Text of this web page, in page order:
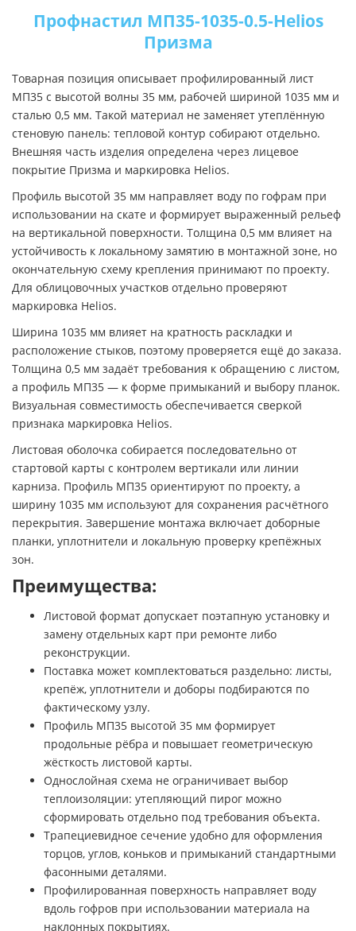
Профнастил МП35-1035-0.5-Helios
Призма
Товарная позиция описывает профилированный лист
МП35 с высотой волны 35 мм, рабочей шириной 1035 мм и
сталью 0,5 мм. Такой материал не заменяет утеплённую
стеновую панель: тепловой контур собирают отдельно.
Внешняя часть изделия определена через лицевое
покрытие Призма и маркировка Helios.
Профиль высотой 35 мм направляет воду по гофрам при
использовании на скате и формирует выраженный рельеф
на вертикальной поверхности. Толщина 0,5 мм влияет на
устойчивость к локальному замятию в монтажной зоне, но
окончательную схему крепления принимают по проекту.
Для облицовочных участков отдельно проверяют
маркировка Helios.
Ширина 1035 мм влияет на кратность раскладки и
расположение стыков, поэтому проверяется ещё до заказа.
Толщина 0,5 мм задаёт требования к обращению с листом,
а профиль МП35 — к форме примыканий и выбору планок.
Визуальная совместимость обеспечивается сверкой
признака маркировка Helios.
Листовая оболочка собирается последовательно от
стартовой карты с контролем вертикали или линии
карниза. Профиль МП35 ориентируют по проекту, а
ширину 1035 мм используют для сохранения расчётного
перекрытия. Завершение монтажа включает доборные
планки, уплотнители и локальную проверку крепёжных
зон.
Преимущества:
Листовой формат допускает поэтапную установку и
замену отдельных карт при ремонте либо
реконструкции.
Поставка может комплектоваться раздельно: листы,
крепёж, уплотнители и доборы подбираются по
фактическому узлу.
Профиль МП35 высотой 35 мм формирует
продольные рёбра и повышает геометрическую
жёсткость листовой карты.
Однослойная схема не ограничивает выбор
теплоизоляции: утепляющий пирог можно
сформировать отдельно под требования объекта.
Трапециевидное сечение удобно для оформления
торцов, углов, коньков и примыканий стандартными
фасонными деталями.
Профилированная поверхность направляет воду
вдоль гофров при использовании материала на
наклонных покрытиях.